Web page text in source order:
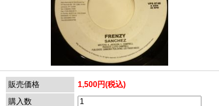
販売価格 1,500円(税込)
購入数